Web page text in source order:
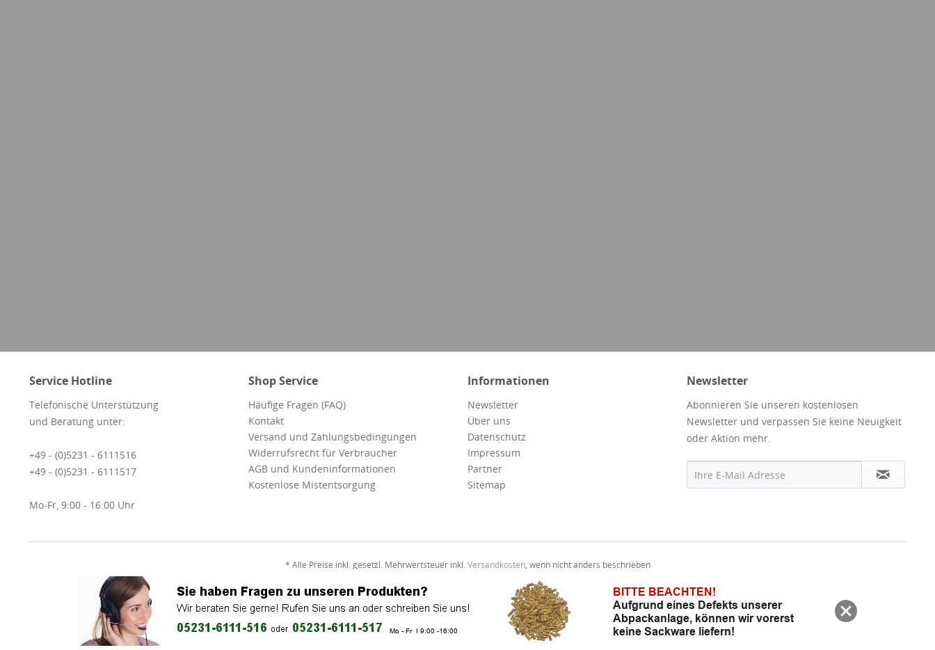
Service Hotline
Telefonische Unterstützung
und Beratung unter:
+49 - (0)5231 - 6111516
+49 - (0)5231 - 6111517
Mo-Fr, 9:00 - 16:00 Uhr
Shop Service
Häufige Fragen (FAQ)
Kontakt
Versand und Zahlungsbedingungen
Widerrufsrecht für Verbraucher
AGB und Kundeninformationen
Kostenlose Mistentsorgung
Informationen
Newsletter
Über uns
Datenschutz
Impressum
Partner
Sitemap
Newsletter
Abonnieren Sie unseren kostenlosen
Newsletter und verpassen Sie keine Neuigkeit
oder Aktion mehr.
* Alle Preise inkl. gesetzl. Mehrwertsteuer inkl. Versandkosten, wenn nicht anders beschrieben